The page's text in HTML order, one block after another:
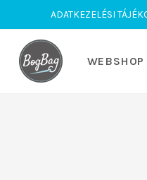
content
ADATKEZELÉSI
WEBSHOP